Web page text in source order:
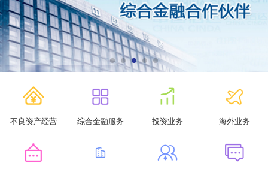
不良资产经营 综合金融服务 投资业务 海外业务